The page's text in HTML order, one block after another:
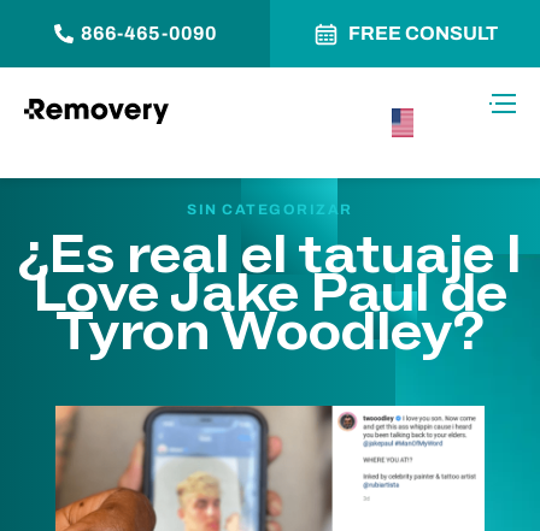
866-465-0090 FREE CONSULT
SIN CATEGORIZAR
¿Es real el tatuaje I
Love Jake Paul de
Tyron Woodley?